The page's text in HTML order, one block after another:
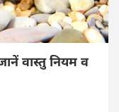
वास्तु नियम व